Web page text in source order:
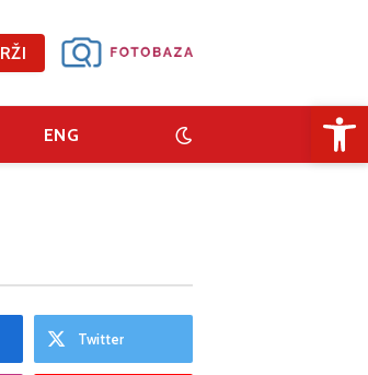
ENG
Twitter